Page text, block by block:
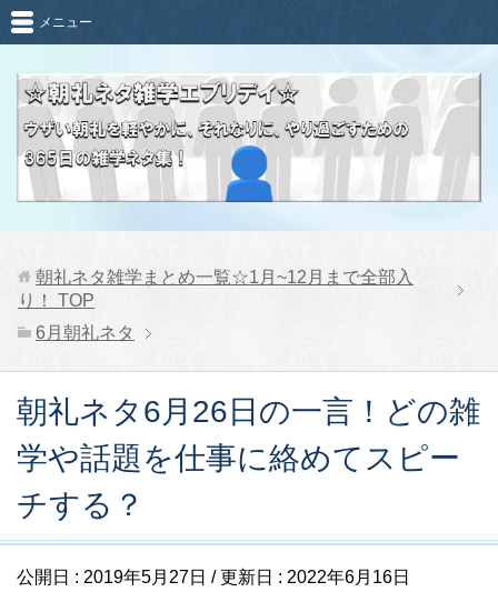
メニュー
朝礼ネタ雑学まとめ一覧☆1月~12月まで全部入
り！
TOP
6月朝礼ネタ
朝礼ネタ6月26日の一言！どの雑
学や話題を仕事に絡めてスピー
チする？
公開日 : 2019年5月27日 / 更新日 : 2022年6月16日